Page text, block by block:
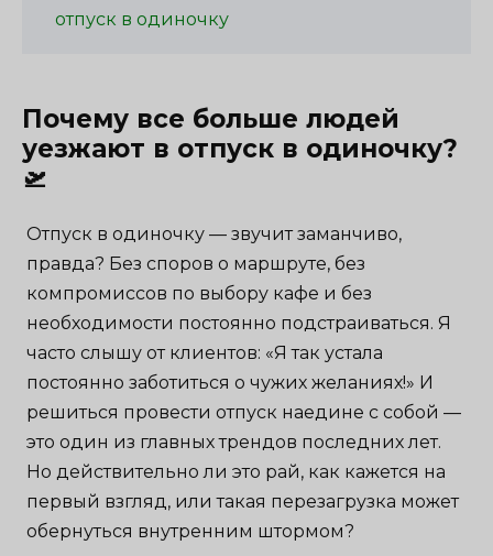
отпуск в одиночку
Почему все больше людей
уезжают в отпуск в одиночку?
🛫
Отпуск в одиночку — звучит заманчиво,
правда? Без споров о маршруте, без
компромиссов по выбору кафе и без
необходимости постоянно подстраиваться. Я
часто слышу от клиентов: «Я так устала
постоянно заботиться о чужих желаниях!» И
решиться провести отпуск наедине с собой —
это один из главных трендов последних лет.
Но действительно ли это рай, как кажется на
первый взгляд, или такая перезагрузка может
обернуться внутренним штормом?